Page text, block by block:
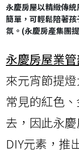
永慶房屋以精緻傳
簡單，可輕鬆陪著
氛。(永慶房產集團
永慶房屋業
來元宵節提
常見的紅色
去，因此永
DIY元素，推